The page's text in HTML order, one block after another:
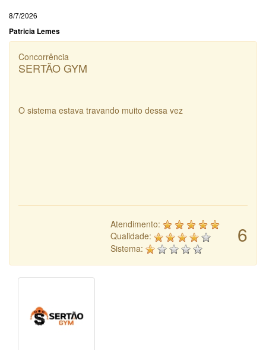
8/7/2026
Patricia Lemes
Concorrência
SERTÃO GYM
O sistema estava travando muito dessa vez
6
Atendimento:
Qualidade:
Sistema: